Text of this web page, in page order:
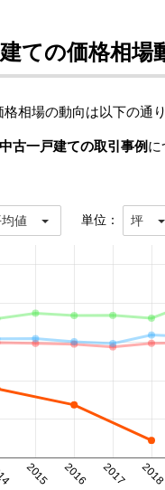
ての価格相場
相場の動向は以下の通り
古一戸建ての取引事例
値 単位： 坪
2015 2016 2017 2018